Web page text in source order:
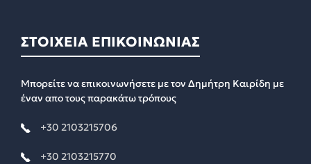
ΣΤΟΙΧΕΙΑ ΕΠΙΚΟΙΝΩΝΙΑΣ
Μπορείτε να επικοινωνήσετε με τον Δημήτρη Καιρίδη με
έναν απο τους παρακάτω τρόπους
+30 2103215706
+30 2103215770